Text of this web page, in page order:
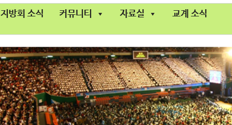
지방회 소식 커뮤니티 자료실 교계 소식